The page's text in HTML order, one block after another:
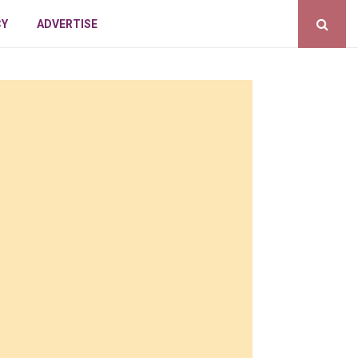
ADVERTISE